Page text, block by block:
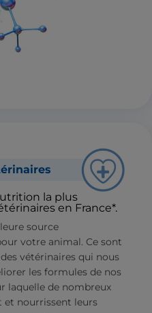
la plus
en France*.
source
votre animal. Ce sont
vétérinaires qui nous
les formules de nos
laquelle de nombreux
et nourrissent leurs